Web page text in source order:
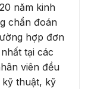
năm kinh
chẩn đoán
hợp đơn
tại các
viên đều
thuật, kỹ